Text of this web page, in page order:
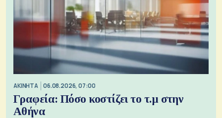
ΑΚΙΝΗΤΑ 06.08.2026, 07:00
Γραφεία: Πόσο κοστίζει το τ.μ στην
Αθήνα